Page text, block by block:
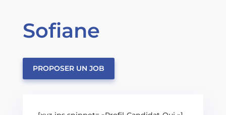
Sofiane
PROPOSER UN JOB